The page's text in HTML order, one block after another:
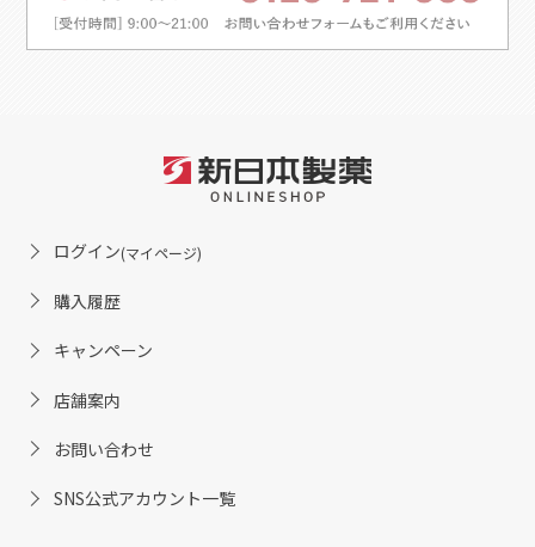
ログイン(マイページ)
購入履歴
キャンペーン
店舗案内
お問い合わせ
SNS公式アカウント一覧